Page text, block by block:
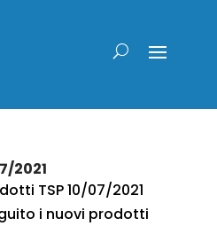
2021
TSP 10/07/2021
i nuovi prodotti